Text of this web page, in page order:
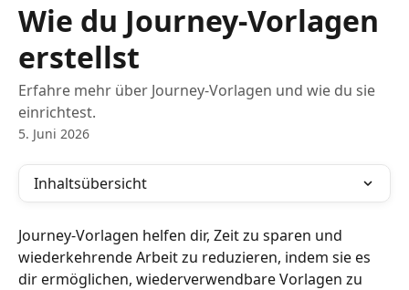
Wie du Journey-Vorlagen
erstellst
Erfahre mehr über Journey-Vorlagen und wie du sie
einrichtest.
5. Juni 2026
Inhaltsübersicht
Journey-Vorlagen helfen dir, Zeit zu sparen und
wiederkehrende Arbeit zu reduzieren, indem sie es
dir ermöglichen, wiederverwendbare Vorlagen zu